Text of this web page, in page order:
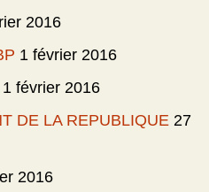
2016
1 février 2016
1 février 2016
DE LA REPUBLIQUE 27
2016